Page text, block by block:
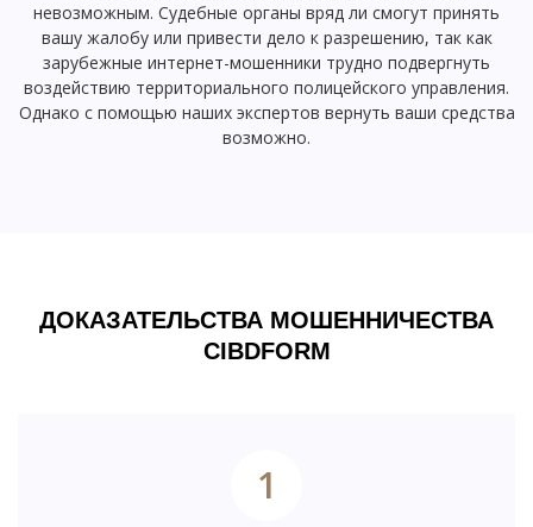
невозможным. Судебные органы вряд ли смогут принять
вашу жалобу или привести дело к разрешению, так как
зарубежные интернет-мошенники трудно подвергнуть
воздействию территориального полицейского управления.
Однако с помощью наших экспертов вернуть ваши средства
возможно.
ДОКАЗАТЕЛЬСТВА МОШЕННИЧЕСТВА
CIBDFORM
1